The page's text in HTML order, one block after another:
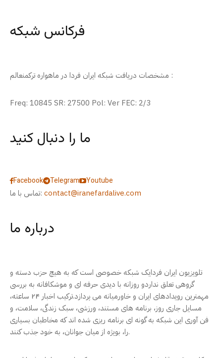
فرکانس شبکه
مشخصات دریافت شبکه ایران فردا در ماهواره ترکمنعالم :
Freq: 10845 SR: 27500 Pol: Ver FEC: 2/3
ما را دنبال کنید
Facebook Telegram
Youtube
تماس با ما: contact@iranefardalive.com
درباره ما
تلویزیون ایران فردایک شبکه خصوصی است که به هیچ حزب دسته و
گروهی تعلق نداردو روزانه با دیدی حرفه ای و موشکافانه به بررسی
مهمترین رویدادهای ایران و خاورمیانه می پردازد.ترکیب اخبار ۲۴ ساعته،
مسایل جاری روز، برنامه های مستند، ورزشی، سبک زندگی، سلامت، و
فن آوری این شبکه به گونه ای برنامه ریزی شده اند که مخاطبان بسیاری
را، بویژه از میان جوانان، به خود جذب کنند.